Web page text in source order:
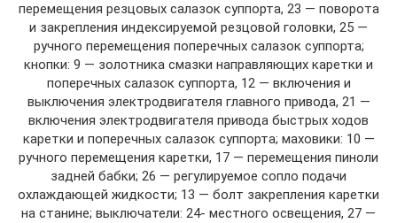
перемещения резцовых салазок суппорта, 23 — поворота
и закрепления индексируемой резцовой головки, 25 —
ручного перемещения поперечных салазок суппорта;
кнопки: 9 — золотника смазки направляющих каретки и
поперечных салазок суппорта, 12 — включения и
выключения электродвигателя главного привода, 21 —
включения электродвигателя привода быстрых ходов
каретки и поперечных салазок суппорта; маховики: 10 —
ручного перемещения каретки, 17 — перемещения пиноли
задней бабки; 26 — регулируемое сопло подачи
охлаждающей жидкости; 13 — болт закрепления каретки
на станине; выключатели: 24- местного освещения, 27 —